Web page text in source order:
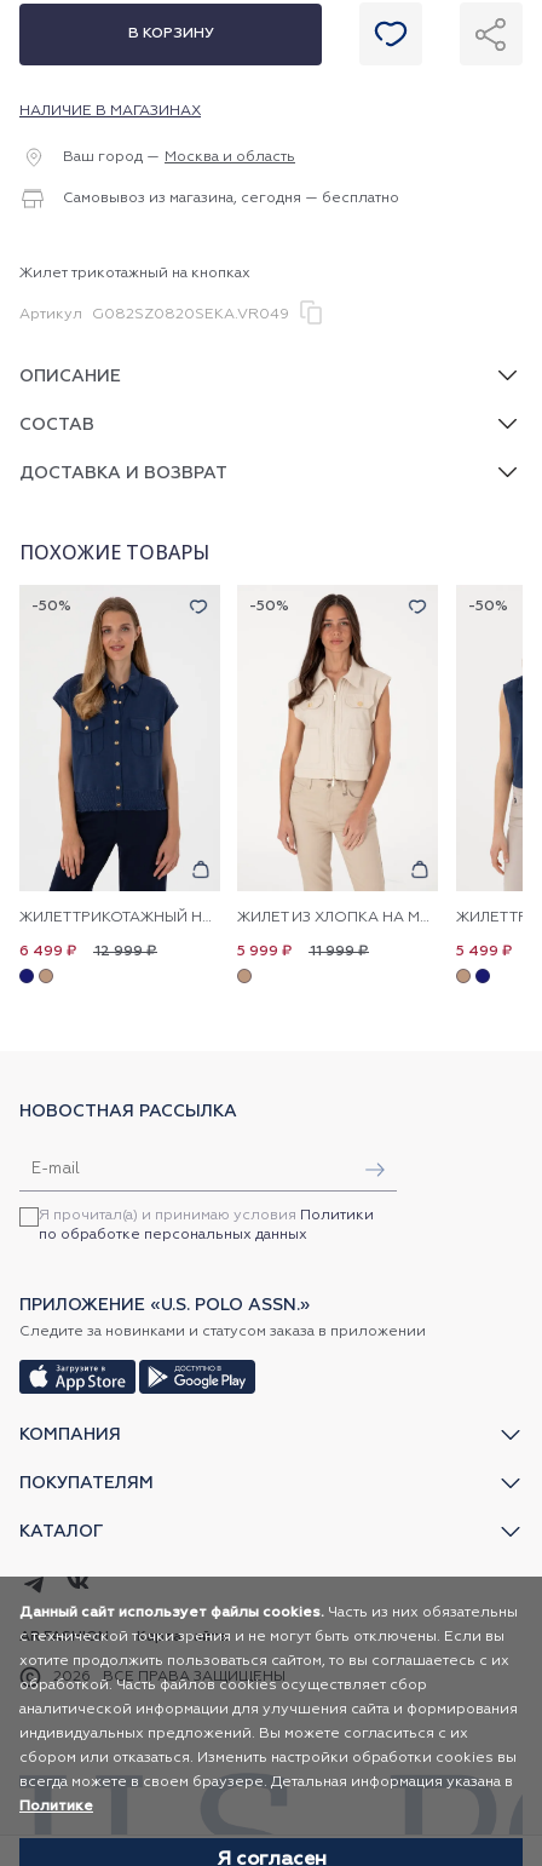
В КОРЗИНУ
НАЛИЧИЕ В МАГАЗИНАХ
Ваш город — Москва и область
Самовывоз из магазина, сегодня — бесплатно
Жилет трикотажный на кнопках
Артикул G082SZ0820SEKA.VR049
ОПИСАНИЕ
СОСТАВ
ДОСТАВКА И ВОЗВРАТ
ПОХОЖИЕ ТОВАРЫ
-50%
ЖИЛЕТ ТРИКОТАЖНЫЙ НА КНОПКАХ
12 999 ₽
6 499 ₽
-50%
ЖИЛЕТ ИЗ ХЛОПКА НА МОЛНИИ
11 999 ₽
5 999 ₽
-50%
ЖИЛЕТ
5 499 ₽
КОМПАНИЯ
ПОКУПАТЕЛЯМ
КАТАЛОГ
НОВОСТНАЯ РАССЫЛКА
Я прочитал(а) и принимаю условия Политики
по обработке персональных данных
ПРИЛОЖЕНИЕ «U.S. POLO ASSN.»
Следите за новинками и статусом заказа в приложении
2026 ВСЕ ПРАВА ЗАЩИЩЕНЫ
AR FASHION Карта сайта
Данный сайт использует файлы cookies. Часть из них обязательны
с технической точки зрения и не могут быть отключены. Если вы
хотите продолжить пользоваться сайтом, то вы соглашаетесь с их
обработкой. Часть файлов cookies осуществляет сбор
аналитической информации для улучшения сайта и формирования
индивидуальных предложений. Вы можете согласиться с их
сбором или отказаться. Изменить настройки обработки cookies вы
всегда можете в своем браузере. Детальная информация указана в
Политике
Я согласен